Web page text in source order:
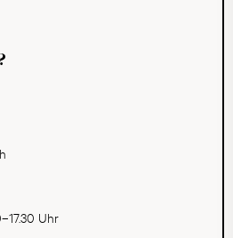
Uhr